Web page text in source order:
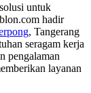
untuk
hadir
, Tangerang
seragam kerja
pengalaman
layanan